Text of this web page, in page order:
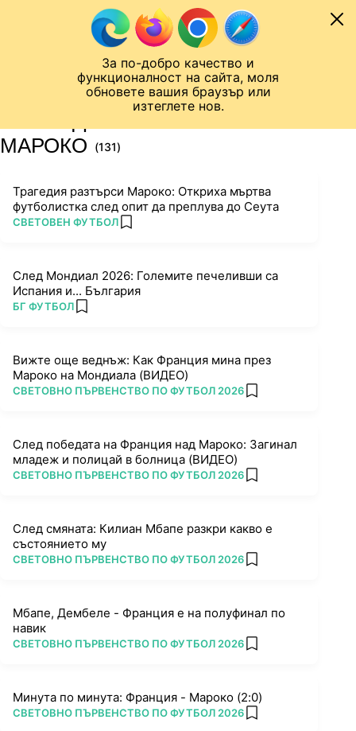
За по-добро качество и
функционалност на сайта, моля
обновете вашия браузър или
изтеглете нов.
Към съдържанието
Лига на Конференциите
МАРОКО
(131)
Трагедия разтърси Мароко: Откриха мъртва
футболистка след опит да преплува до Сеута
ПОВЕЧЕ ОТ
СВЕТОВЕН ФУТБОЛ add favorites
След Мондиал 2026: Големите печеливши са
Испания и... България
ПОВЕЧЕ ОТ
БГ ФУТБОЛ add favorites
Вижте още веднъж: Как Франция мина през
Мароко на Мондиала (ВИДЕО)
ПОВЕЧЕ ОТ
СВЕТОВНО ПЪРВЕНСТВО ПО ФУТБОЛ 2026 add favorites
След победата на Франция над Мароко: Загинал
младеж и полицай в болница (ВИДЕО)
ПОВЕЧЕ ОТ
СВЕТОВНО ПЪРВЕНСТВО ПО ФУТБОЛ 2026 add favorites
След смяната: Килиан Мбапе разкри какво е
състоянието му
ПОВЕЧЕ ОТ
СВЕТОВНО ПЪРВЕНСТВО ПО ФУТБОЛ 2026 add favorites
Мбапе, Дембеле - Франция е на полуфинал по
навик
ПОВЕЧЕ ОТ
СВЕТОВНО ПЪРВЕНСТВО ПО ФУТБОЛ 2026 add favorites
Минута по минута: Франция - Мароко (2:0)
ПОВЕЧЕ ОТ
СВЕТОВНО ПЪРВЕНСТВО ПО ФУТБОЛ 2026 add favorites